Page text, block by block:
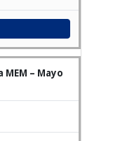
– Mayo